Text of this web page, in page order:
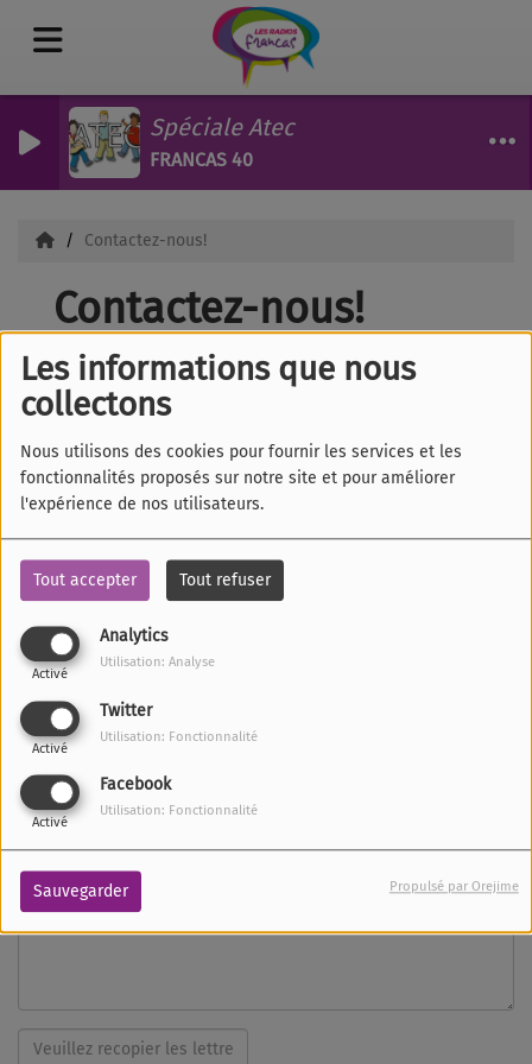
Les informations que nous
collectons
Nous utilisons des cookies pour fournir les services et les
fonctionnalités proposés sur notre site et pour améliorer
l'expérience de nos utilisateurs.
Tout accepter Tout refuser
Analytics
Activé
Utilisation: Analyse
Twitter
Activé
Utilisation: Fonctionnalité
Facebook
Activé
Utilisation: Fonctionnalité
Sauvegarder Propulsé par Orejime
Spéciale Atec
FRANCAS 40
Contactez-nous!
Contactez-nous!
Nom*
Email*
Téléphone
Site Web
Message*